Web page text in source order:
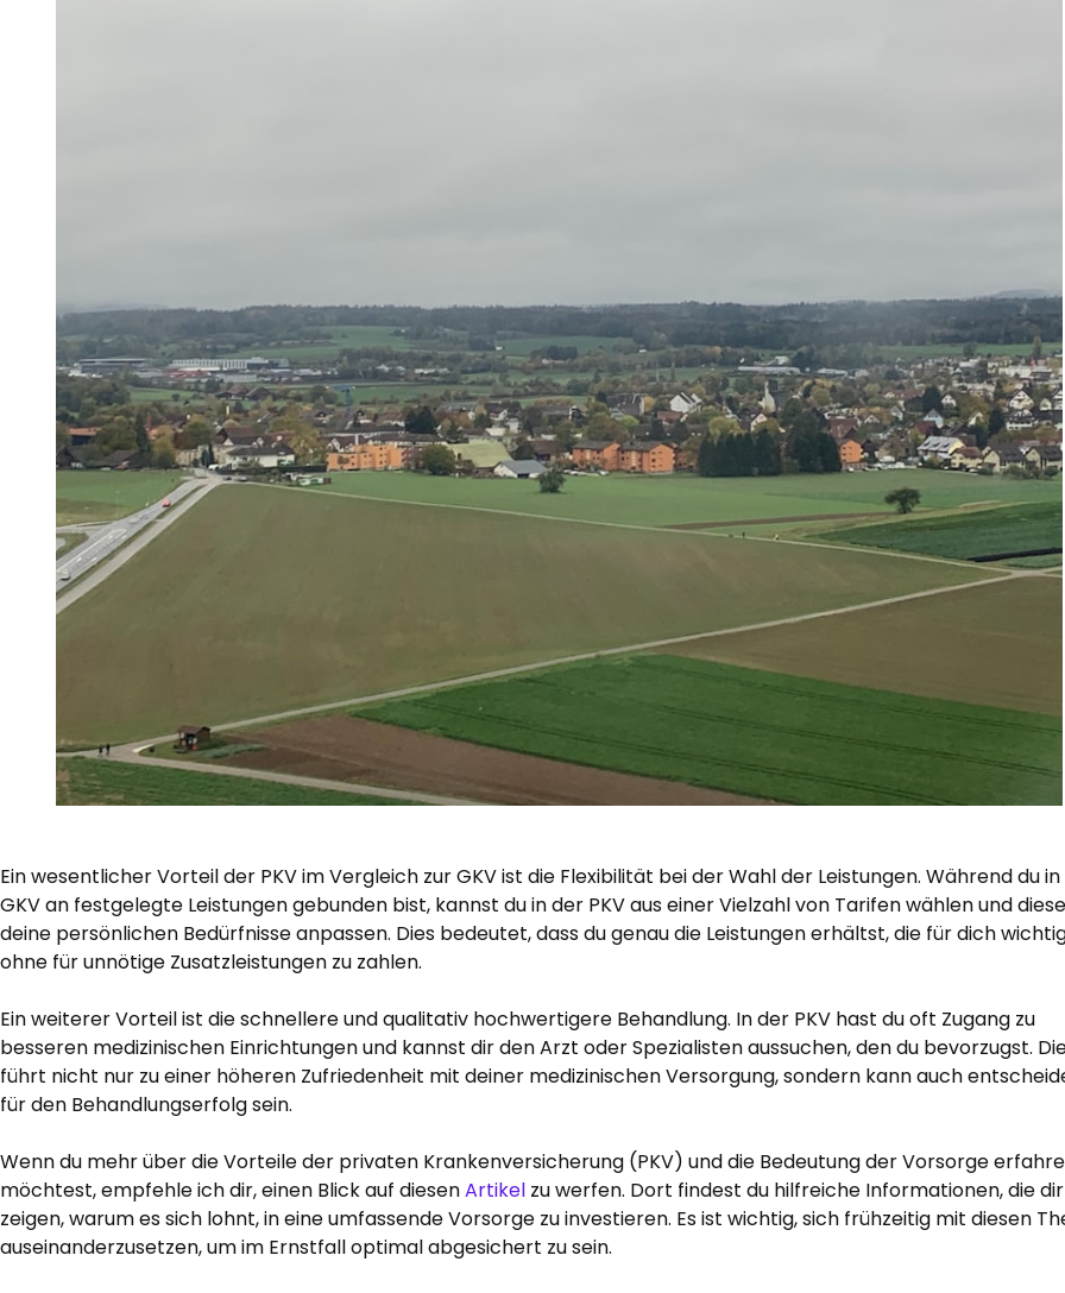
Ein wesentlicher Vorteil der PKV im Vergleich zur GKV ist die Flexibilität bei der Wahl der Leistungen. Während du
GKV an festgelegte Leistungen gebunden bist, kannst du in der PKV aus einer Vielzahl von Tarifen wählen und
deine persönlichen Bedürfnisse anpassen. Dies bedeutet, dass du genau die Leistungen erhältst, die für dich
ohne für unnötige Zusatzleistungen zu zahlen.
Ein weiterer Vorteil ist die schnellere und qualitativ hochwertigere Behandlung. In der PKV hast du oft Zugang zu
besseren medizinischen Einrichtungen und kannst dir den Arzt oder Spezialisten aussuchen, den du bevorzugst.
führt nicht nur zu einer höheren Zufriedenheit mit deiner medizinischen Versorgung, sondern kann auch
für den Behandlungserfolg sein.
Wenn du mehr über die Vorteile der privaten Krankenversicherung (PKV) und die Bedeutung der Vorsorge
möchtest, empfehle ich dir, einen Blick auf diesenArtikel zu werfen. Dort findest du hilfreiche Informationen, die dir
zeigen, warum es sich lohnt, in eine umfassende Vorsorge zu investieren. Es ist wichtig, sich frühzeitig mit diesen
auseinanderzusetzen, um im Ernstfall optimal abgesichert zu sein.